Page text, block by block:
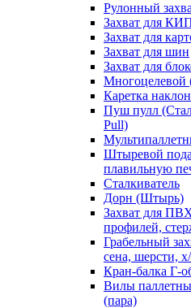
Рулонный
Захват для
Захват для
Захват для шин
Захват для
Многоцелевой
Каретка
Пуш пулл
Pull)
Штыревой
плавильную
Сталкиватель
Дорн (Штырь)
Захват для
профилей,
Грабельный
сена, шерсти,
Кран-балка Г-
Вилы
(пара)